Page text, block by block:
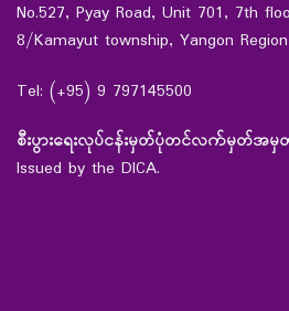
No.527, Pyay Road, Unit 701, 7th
8/Kamayut township, Yangon
Tel: (+95) 9 797145500
စီးပွားရေးလုပ်ငန်းမှတ်ပုံတင်လက်မှတ်အမှ
Issued by the DICA.